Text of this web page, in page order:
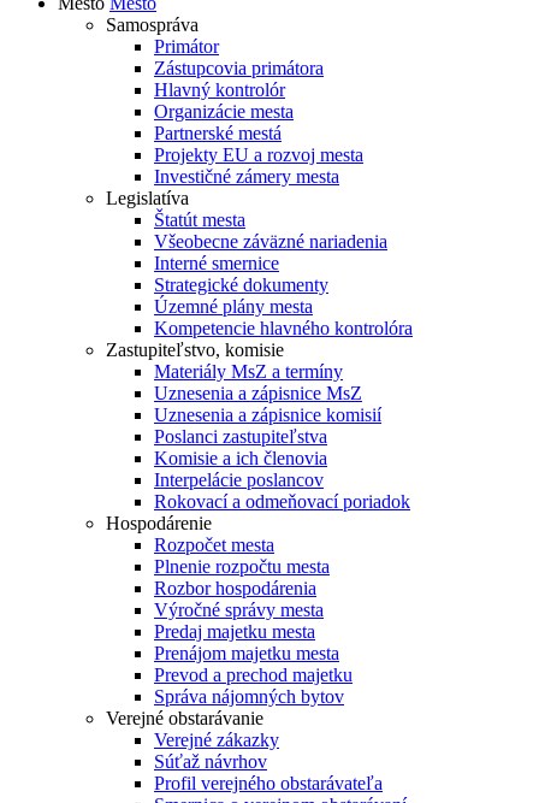
Samospráva
Primátor
Zástupcovia primátora
Hlavný kontrolór
Organizácie mesta
Partnerské mestá
Projekty EU a rozvoj mesta
Investičné zámery mesta
Legislatíva
Štatút mesta
Všeobecne záväzné nariadenia
Interné smernice
Strategické dokumenty
Územné plány mesta
Kompetencie hlavného kontrolóra
Zastupiteľstvo, komisie
Materiály MsZ a termíny
Uznesenia a zápisnice MsZ
Uznesenia a zápisnice komisií
Poslanci zastupiteľstva
Komisie a ich členovia
Interpelácie poslancov
Rokovací a odmeňovací poriadok
Hospodárenie
Rozpočet mesta
Plnenie rozpočtu mesta
Rozbor hospodárenia
Výročné správy mesta
Predaj majetku mesta
Prenájom majetku mesta
Prevod a prechod majetku
Správa nájomných bytov
Verejné obstarávanie
Verejné zákazky
Súťaž návrhov
Profil verejného obstarávateľa